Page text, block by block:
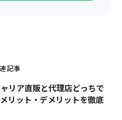
記事
リア直販と代理店どっちで
リット・デメリットを徹底